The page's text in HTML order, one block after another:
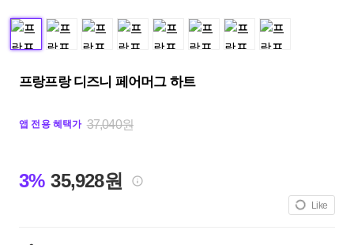
프랑프랑 디즈니 페어머그 하트
앱 전용 혜택가 37,040원
3% 35,928원
Like